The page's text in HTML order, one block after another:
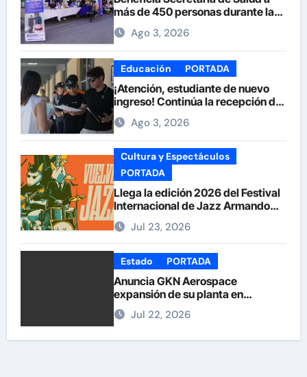
más de 450 personas durante la
Feria de la Salud en la Plaza de
ArmasAgo 3, 2026
Educación PORTADA
¡Atención, estudiante de nuevo
ingreso! Continúa la recepción de
documentos en la UACH.
Ago 3, 2026
Cultura y Espectáculos
PORTADA
Llega la edición 2026 del Festival
Internacional de Jazz Armando
Nuñez
Jul 23, 2026
Estado PORTADA
Anuncia GKN Aerospace
expansión de su planta en
Chihuahua
Jul 22, 2026